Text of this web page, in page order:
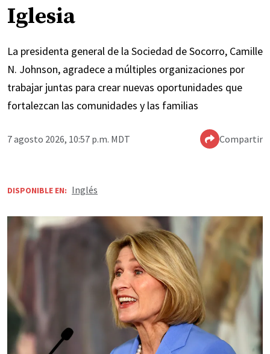
Iglesia
La presidenta general de la Sociedad de Socorro, Camille
N. Johnson, agradece a múltiples organizaciones por
trabajar juntas para crear nuevas oportunidades que
fortalezcan las comunidades y las familias
7 agosto 2026, 10:57 p.m. MDT Compartir
DISPONIBLE EN: Inglés